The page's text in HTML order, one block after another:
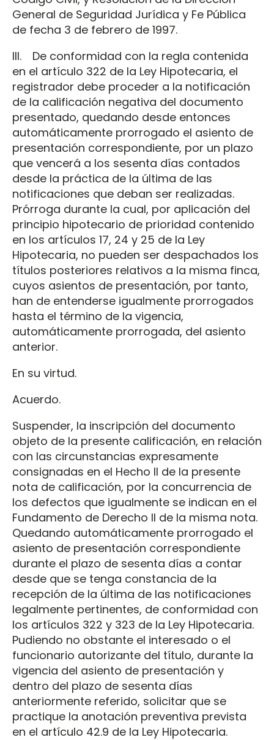
General de Seguridad Jurídica y Fe Pública
de fecha 3 de febrero de 1997.
III. De conformidad con la regla contenida
en el artículo 322 de la Ley Hipotecaria, el
registrador debe proceder a la notificación
de la calificación negativa del documento
presentado, quedando desde entonces
automáticamente prorrogado el asiento de
presentación correspondiente, por un plazo
que vencerá a los sesenta días contados
desde la práctica de la última de las
notificaciones que deban ser realizadas.
Prórroga durante la cual, por aplicación del
principio hipotecario de prioridad contenido
en los artículos 17, 24 y 25 de la Ley
Hipotecaria, no pueden ser despachados los
títulos posteriores relativos a la misma finca,
cuyos asientos de presentación, por tanto,
han de entenderse igualmente prorrogados
hasta el término de la vigencia,
automáticamente prorrogada, del asiento
anterior.
En su virtud.
Acuerdo.
Suspender, la inscripción del documento
objeto de la presente calificación, en relación
con las circunstancias expresamente
consignadas en el Hecho II de la presente
nota de calificación, por la concurrencia de
los defectos que igualmente se indican en el
Fundamento de Derecho II de la misma nota.
Quedando automáticamente prorrogado el
asiento de presentación correspondiente
durante el plazo de sesenta días a contar
desde que se tenga constancia de la
recepción de la última de las notificaciones
legalmente pertinentes, de conformidad con
los artículos 322 y 323 de la Ley Hipotecaria.
Pudiendo no obstante el interesado o el
funcionario autorizante del título, durante la
vigencia del asiento de presentación y
dentro del plazo de sesenta días
anteriormente referido, solicitar que se
practique la anotación preventiva prevista
en el artículo 42.9 de la Ley Hipotecaria.